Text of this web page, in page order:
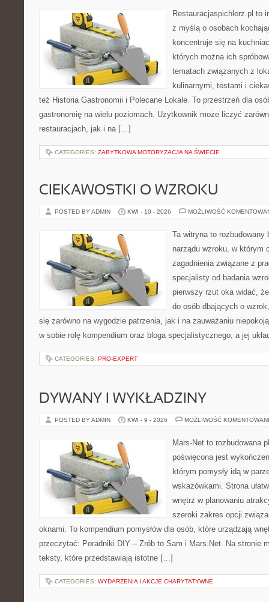
Restauracjaspichlerz.pl to
z myślą o osobach
koncentruje się na
których można ich
tematach związanych z
kulinarnymi, testami i
też Historia Gastronomii i Polecane Lokale. To przestrzeń dla
gastronomię na wielu poziomach. Użytkownik może liczyć
restauracjach, jak i na […]
CATEGORIES: ZABYTKOWA MOTORYZACJA NA ŚWIECIE
CIEKAWOSTKI O WZROKU
POSTED BY ADMIN KWI - 10 - 2026 MOŻLIWOŚĆ
Ta witryna to
narządu wzroku, w którym
zagadnienia związane z
specjalisty od badania
pierwszy rzut oka widać,
do osób dbających o
się zarówno na wygodzie patrzenia, jak i na zauważaniu
w sobie rolę kompendium oraz bloga specjalistycznego, a jej
CATEGORIES: PRO-EXPERT
DYWANY I WYKŁADZINY
POSTED BY ADMIN KWI - 9 - 2026 MOŻLIWOŚĆ
Mars-Net to rozbudowana
poświęcona jest
którym pomysły idą w
wskazówkami. Strona
wnętrz w planowaniu
szeroki zakres opcji
oknami. To kompendium pomysłów dla osób, które urządzają
przeczytać: Poradniki DIY – Zrób to Sam i Mars.Net. Na stronie
teksty, które przedstawiają istotne […]
CATEGORIES: WYDARZENIA I AKCJE CHARYTATYWNE